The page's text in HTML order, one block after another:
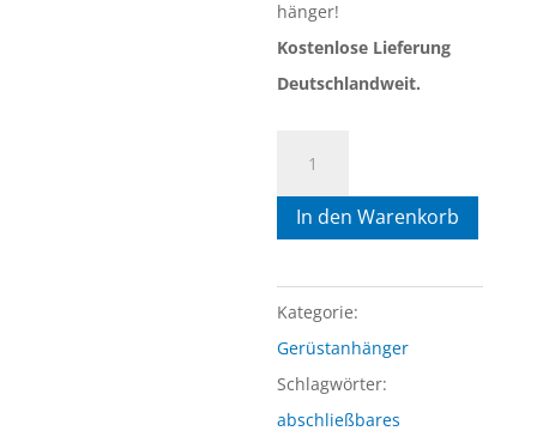
hänger!
Kostenlose Lieferung
Deutschlandweit.
(leer)
abschließbar
Menge
In den Warenkorb
Kategorie:
Gerüstanhänger
Schlagwörter:
abschließbares